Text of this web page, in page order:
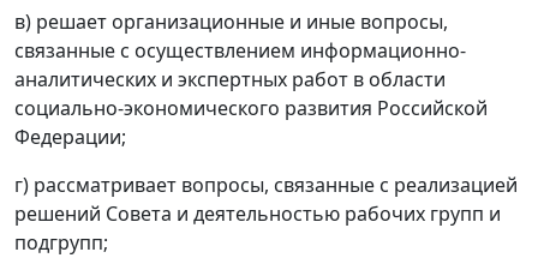
в) решает организационные и иные вопросы,
связанные с осуществлением информационно-
аналитических и экспертных работ в области
социально-экономического развития Российской
Федерации;
г) рассматривает вопросы, связанные с реализацией
решений Совета и деятельностью рабочих групп и
подгрупп;